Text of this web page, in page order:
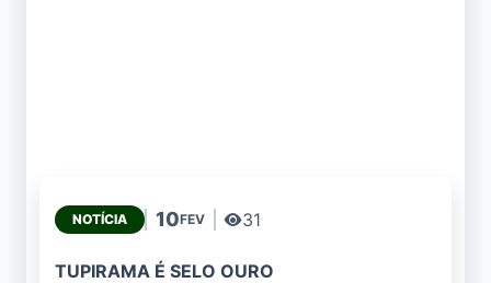
NOTÍCIA 10FEV 31
TUPIRAMA É SELO OURO